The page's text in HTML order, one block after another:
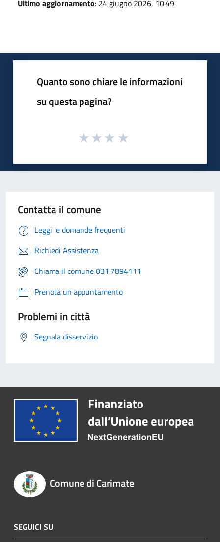
Ultimo aggiornamento: 24 giugno 2026, 10:49
Quanto sono chiare le informazioni
su questa pagina?
Contatta il comune
Leggi le domande frequenti
Richiedi Assistenza
Chiama il comune 031.7894111
Prenota un appuntamento
Problemi in città
Segnala disservizio
Comune di Carimate
SEGUICI SU